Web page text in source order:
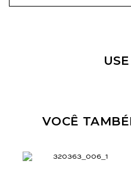
Selecione o
VOCÊ